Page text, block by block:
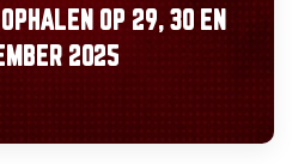
OP 29, 30 EN
2025